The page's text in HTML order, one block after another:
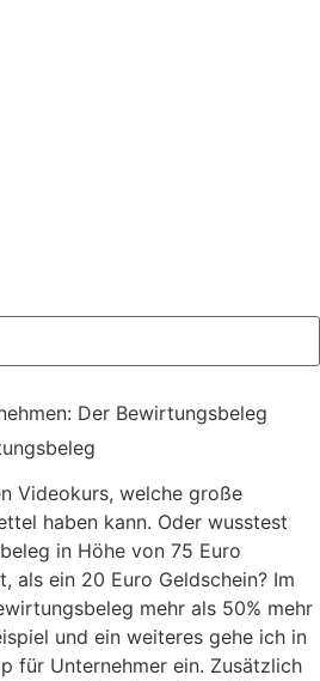
Videokurs, welche große
haben kann. Oder wusstest
in Höhe von 75 Euro
als ein 20 Euro Geldschein? Im
mehr als 50% mehr
und ein weiteres gehe ich in
für Unternehmer ein. Zusätzlich